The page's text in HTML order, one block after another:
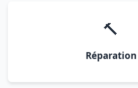
🔨
Réparation